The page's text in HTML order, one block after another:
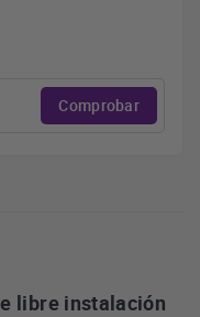
Comprobar
libre instalación